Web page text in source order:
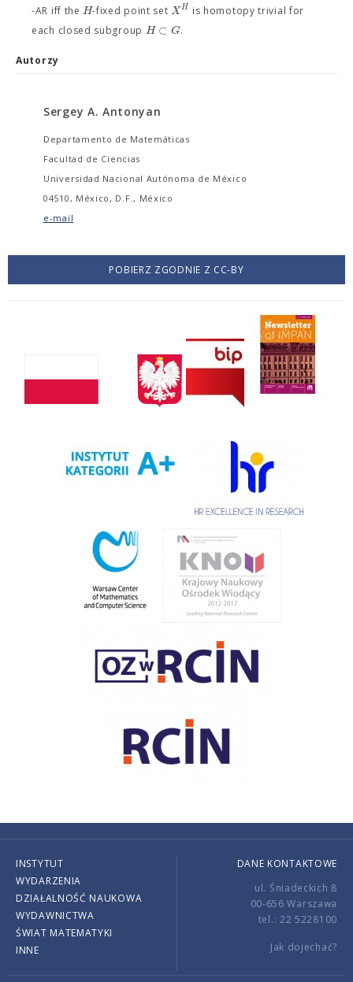
-AR iff theH-fixed point setXH is homotopy trivial for
each closed subgroup H ⊂ G.
Autorzy
Sergey A. Antonyan
Departamento de Matemáticas
Facultad de Ciencias
Universidad Nacional Autónoma de México
04510, México, D.F., México
e-mail
POBIERZ ZGODNIE Z CC-BY
INSTYTUT
WYDARZENIA
DZIAŁALNOŚĆ NAUKOWA
WYDAWNICTWA
ŚWIAT MATEMATYKI
INNE
DANE KONTAKTOWE
ul. Śniadeckich 8
00-656 Warszawa
tel.: 22 5228100
Jak dojechać?